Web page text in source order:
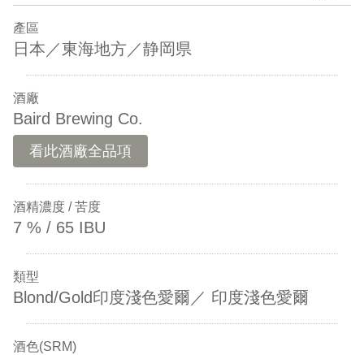
產區
日本／東海地方／静岡県
酒廠
Baird Brewing Co.
看此酒廠全品項
酒精濃度 / 苦度
7 % / 65 IBU
類型
Blond/Gold印度淺色愛爾／ 印度淺色愛爾
酒色(SRM)